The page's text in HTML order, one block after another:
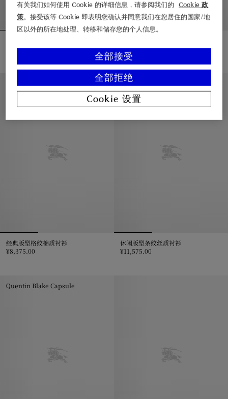
¥6,675.00
经典版型褶饰棉府绸衬衫, ¥6,675.00
¥6,375.00
修身版型格纹棉质衬衫,
经典版型格纹棉质衬衫
¥8,375.00
休闲版型条纹丝质衬衫
¥11,575.00
Quentin Blake Capsule
有关我们如何使用 Cookie 的详细信息，请参阅我们的
Cookie 政
策。接受该等 Cookie 即表明您确认并同意我们在您居住的国家/地
区以外的所在地处理、转移和储存您的个人信息。
全部拒绝
全部接受
Cookie 设置